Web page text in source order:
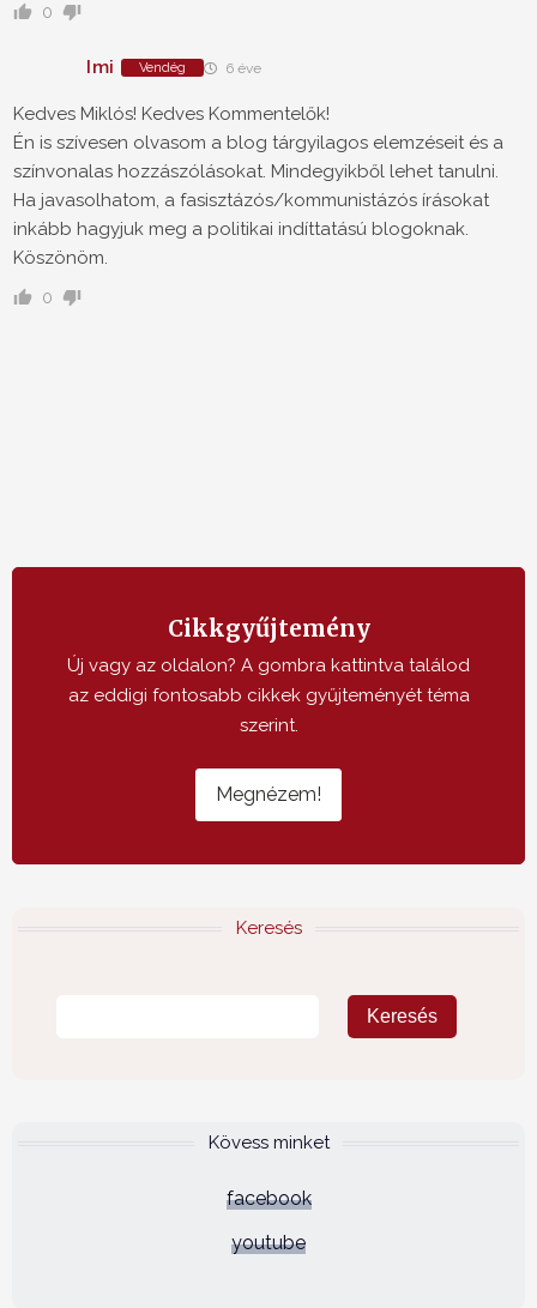
0
Imi Vendég 6 éve
Kedves Miklós! Kedves Kommentelők!
Én is szívesen olvasom a blog tárgyilagos elemzéseit és a
színvonalas hozzászólásokat. Mindegyikből lehet tanulni.
Ha javasolhatom, a fasisztázós/kommunistázós írásokat
inkább hagyjuk meg a politikai indíttatású blogoknak.
Köszönöm.
0
Cikkgyűjtemény
Új vagy az oldalon? A gombra kattintva találod
az eddigi fontosabb cikkek gyűjteményét téma
szerint.
Megnézem!
Keresés
Kövess minket
facebook
youtube